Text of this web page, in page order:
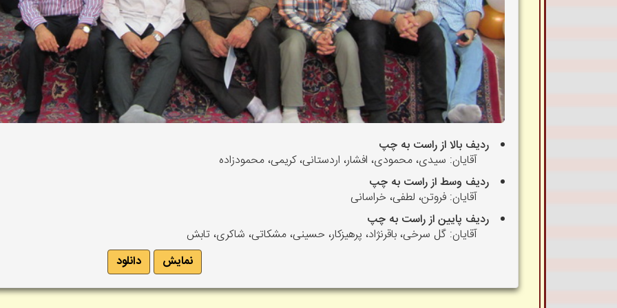
ردیف بالا از راست به چپ
آقایان: سیدی، محمودی، افشار، اردستانی، کریمی، محمودزاده
ردیف وسط از راست به چپ
آقایان: فروتن، لطفی، خراسانی
ردیف پایین از راست به چپ
آقایان: گل سرخی، باقرنژاد، پرهیزکار، حسینی، مشکاتی، شاکری، تابش
نمایش
دانلود